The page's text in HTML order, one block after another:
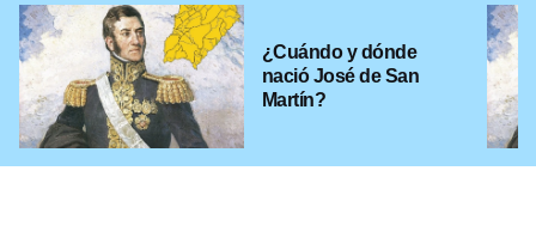
¿Cuándo y dónde
nació José de San
Martín?